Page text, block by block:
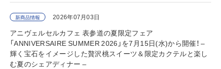
新商品情報 2026年07月03日
アニヴェルセルカフェ 表参道の夏限定フェア
「ANNIVERSAIRE SUMMER 2026」を7月15日(水)から開催！ –
輝く宝石をイメージした贅沢桃スイーツ＆限定カクテルと楽し
む夏のシェアディナー –